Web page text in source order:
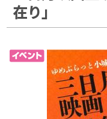
在り」